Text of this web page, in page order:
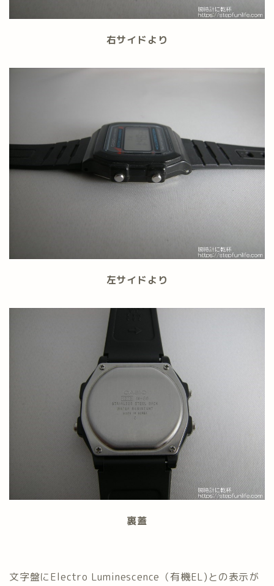
右サイドより
左サイドより
裏蓋
文字盤にElectro Luminescence（有機EL)との表示が